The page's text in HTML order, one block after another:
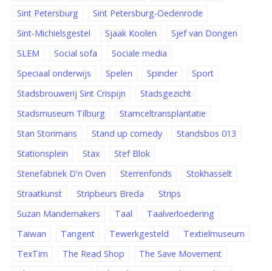
Sint Petersburg
Sint Petersburg-Oedenrode
Sint-Michielsgestel
Sjaak Koolen
Sjef van Dongen
SLEM
Social sofa
Sociale media
Speciaal onderwijs
Spelen Spinder
Sport
Stadsbrouwerij Sint Crispijn
Stadsgezicht
Stadsmuseum Tilburg
Stamceltransplantatie
Stan Storimans
Stand up comedy
Standsbos 013
Stationsplein
Stax
Stef Blok
Stenefabriek D'n Oven
Sterrenfonds
Stokhasselt
Straatkunst
Stripbeurs Breda
Strips
Suzan Mandemakers
Taal
Taalverloedering
Taiwan
Tangent Tewerkgesteld
Textielmuseum
TexTim
The Read Shop
The Save Movement